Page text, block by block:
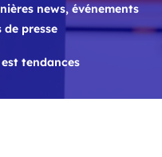
news, événements
presse
tendances